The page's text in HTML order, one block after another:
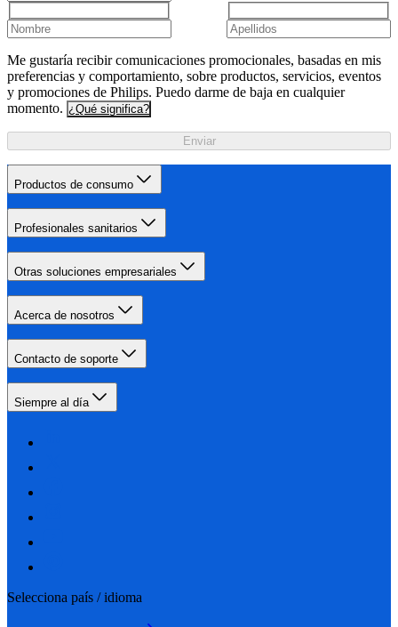
Me gustaría recibir comunicaciones promocionales, basadas en mis
preferencias y comportamiento, sobre productos, servicios, eventos
y promociones de Philips. Puedo darme de baja en cualquier
momento. ¿Qué significa?
Enviar
Productos de consumo
Profesionales sanitarios
Otras soluciones empresariales
Acerca de nosotros
Contacto de soporte
Siempre al día
Selecciona país / idioma